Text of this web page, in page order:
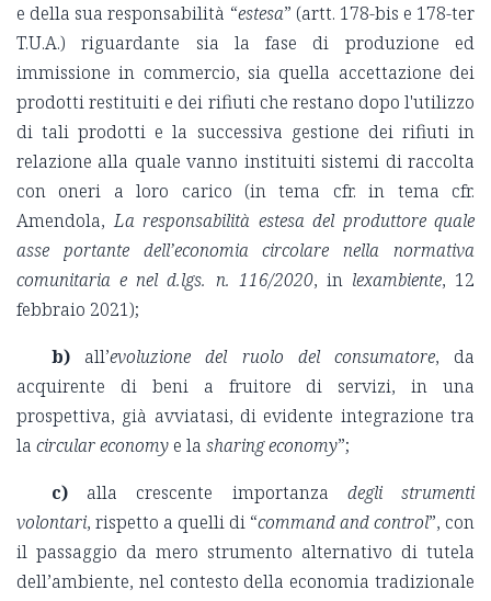
e della sua responsabilità “estesa” (artt. 178-bis e 178-ter
T.U.A.) riguardante sia la fase di produzione ed
immissione in commercio, sia quella accettazione dei
prodotti restituiti e dei rifiuti che restano dopo l'utilizzo
di tali prodotti e la successiva gestione dei rifiuti in
relazione alla quale vanno instituiti sistemi di raccolta
con oneri a loro carico (in tema cfr. in tema cfr.
Amendola,La responsabilità estesa del produttore quale
asse portante dell’economia circolare nella normativa
comunitaria e nel d.lgs. n. 116/2020, in lexambiente, 12
febbraio 2021);
b) all’evoluzione del ruolo del consumatore, da
acquirente di beni a fruitore di servizi, in una
prospettiva, già avviatasi, di evidente integrazione tra
la circular economy e la sharing economy”;
c) alla crescente importanza degli strumenti
volontari, rispetto a quelli di “command and control”, con
il passaggio da mero strumento alternativo di tutela
dell’ambiente, nel contesto della economia tradizionale